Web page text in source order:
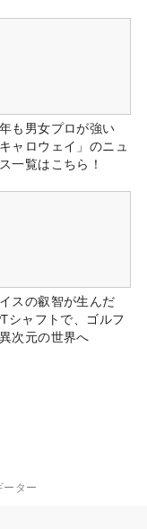
も男女プロが強い
キャロウェイ」のニュ
一覧はこちら！
スの叡智が生んだ
シャフトで、ゴルフ
次元の世界へ
ーター